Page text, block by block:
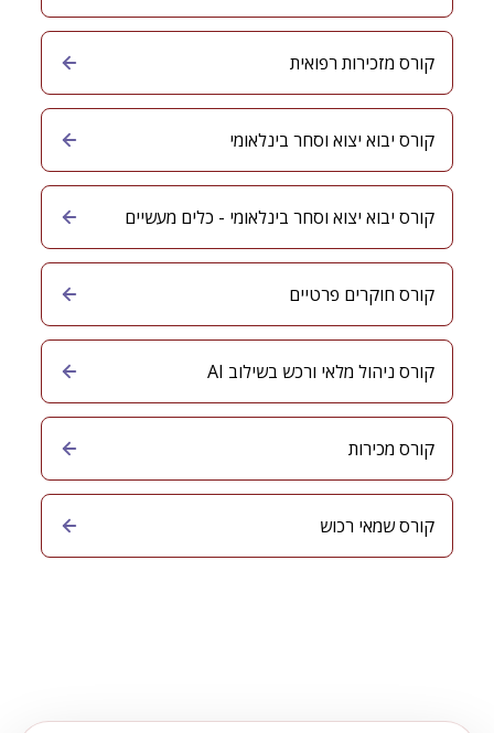
קורס מזכירות רפואית
קורס יבוא יצוא וסחר בינלאומי
קורס יבוא יצוא וסחר בינלאומי - כלים מעשיים
קורס חוקרים פרטיים
קורס ניהול מלאי ורכש בשילוב AI
קורס מכירות
קורס שמאי רכוש